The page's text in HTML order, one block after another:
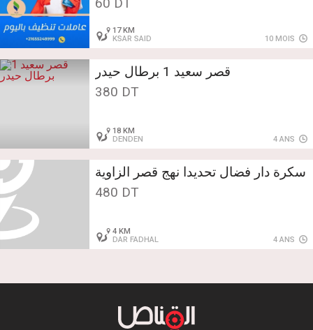
60 DT
17 KM
KSAR SAID
10 MOIS
قصر سعيد 1 برطال حيدر
380 DT
18 KM
DENDEN
4 ANS
سكرة دار فضال تحديدا نهج قصر الزاوية
480 DT
4 KM
DAR FADHAL
4 ANS